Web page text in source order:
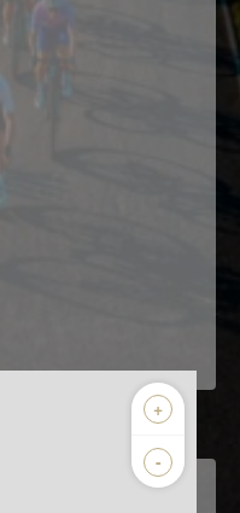
+
-